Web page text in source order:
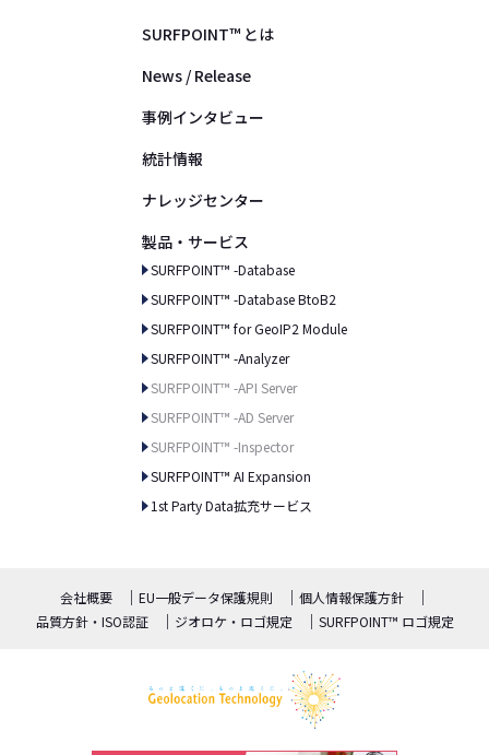
SURFPOINT™ とは
News / Release
事例インタビュー
統計情報
ナレッジセンター
製品・サービス
SURFPOINT™ -Database
SURFPOINT™ -Database BtoB2
SURFPOINT™ for GeoIP2 Module
SURFPOINT™ -Analyzer
SURFPOINT™ -API Server
SURFPOINT™ -AD Server
SURFPOINT™ -Inspector
SURFPOINT™ AI Expansion
1st Party Data拡充サービス
会社概要 EU一般データ保護規則
個人情報保護方針
品質方針・ISO認証
ジオロケ・ロゴ規定 SURFPOINT™ ロゴ規定